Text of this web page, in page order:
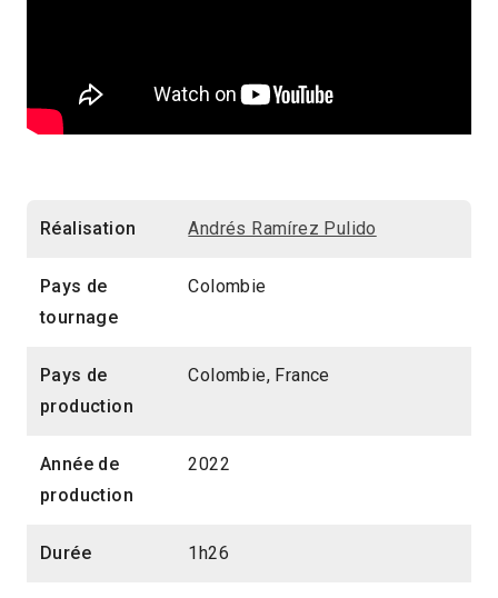
Réalisation Andrés Ramírez Pulido
Pays de
tournage
Colombie
Pays de
production
Colombie, France
Année de
production
2022
Durée 1h26